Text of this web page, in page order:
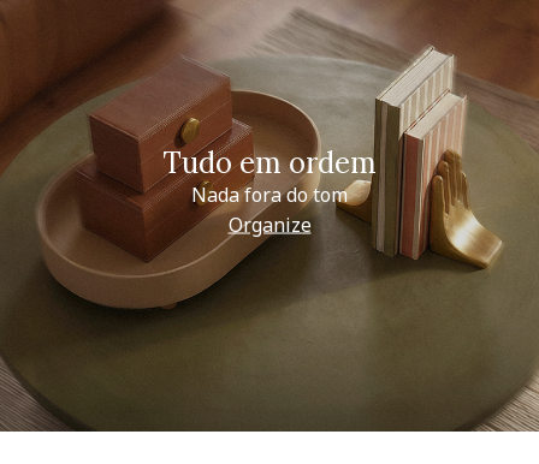
Tudo em ordem
Nada fora do tom
Organize